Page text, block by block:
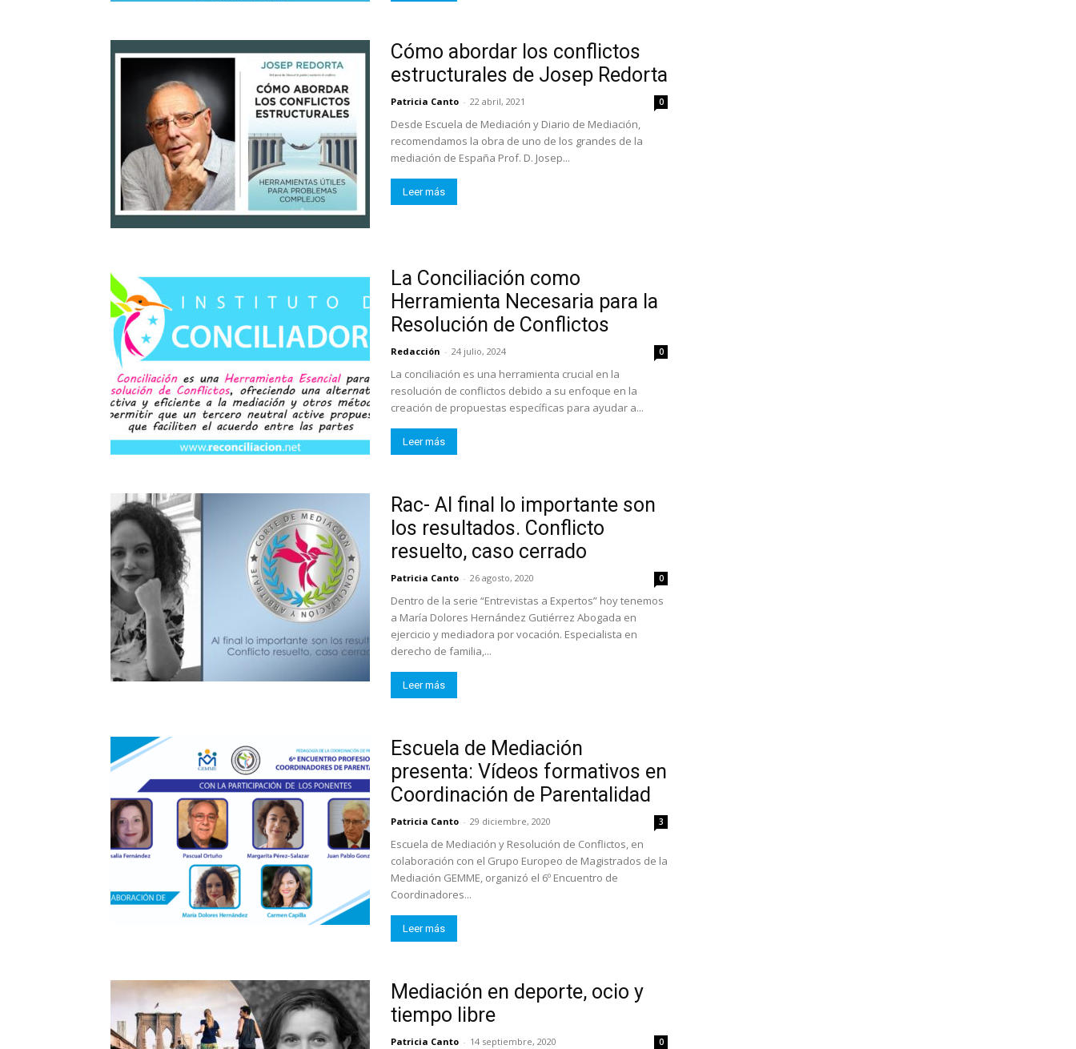
Cómo abordar los conflictos
estructurales de Josep Redorta
Patricia Canto - 22 abril, 2021 0
Desde Escuela de Mediación y Diario de Mediación,
recomendamos la obra de uno de los grandes de la
mediación de España Prof. D. Josep...
Leer más
La Conciliación como
Herramienta Necesaria para la
Resolución de Conflictos
Redacción - 24 julio, 2024 0
La conciliación es una herramienta crucial en la
resolución de conflictos debido a su enfoque en la
creación de propuestas específicas para ayudar a...
Leer más
Rac- Al final lo importante son
los resultados. Conflicto
resuelto, caso cerrado
Patricia Canto - 26 agosto, 2020 0
Dentro de la serie “Entrevistas a Expertos” hoy tenemos
a María Dolores Hernández Gutiérrez Abogada en
ejercicio y mediadora por vocación. Especialista en
derecho de familia,...
Leer más
Escuela de Mediación
presenta: Vídeos formativos en
Coordinación de Parentalidad
Patricia Canto - 29 diciembre, 2020 3
Escuela de Mediación y Resolución de Conflictos, en
colaboración con el Grupo Europeo de Magistrados de la
Mediación GEMME, organizó el 6º Encuentro de
Coordinadores...
Leer más
Mediación en deporte, ocio y
tiempo libre
Patricia Canto - 14 septiembre, 2020 0